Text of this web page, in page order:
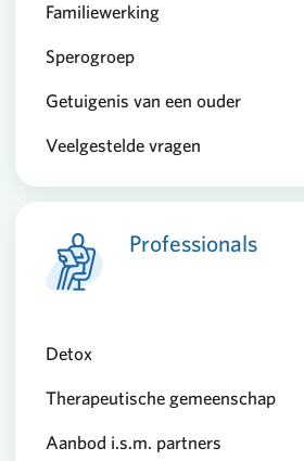
Familiewerking
Sperogroep
Getuigenis van een ouder
Veelgestelde vragen
Professionals
Detox
Therapeutische gemeenschap
Aanbod i.s.m. partners